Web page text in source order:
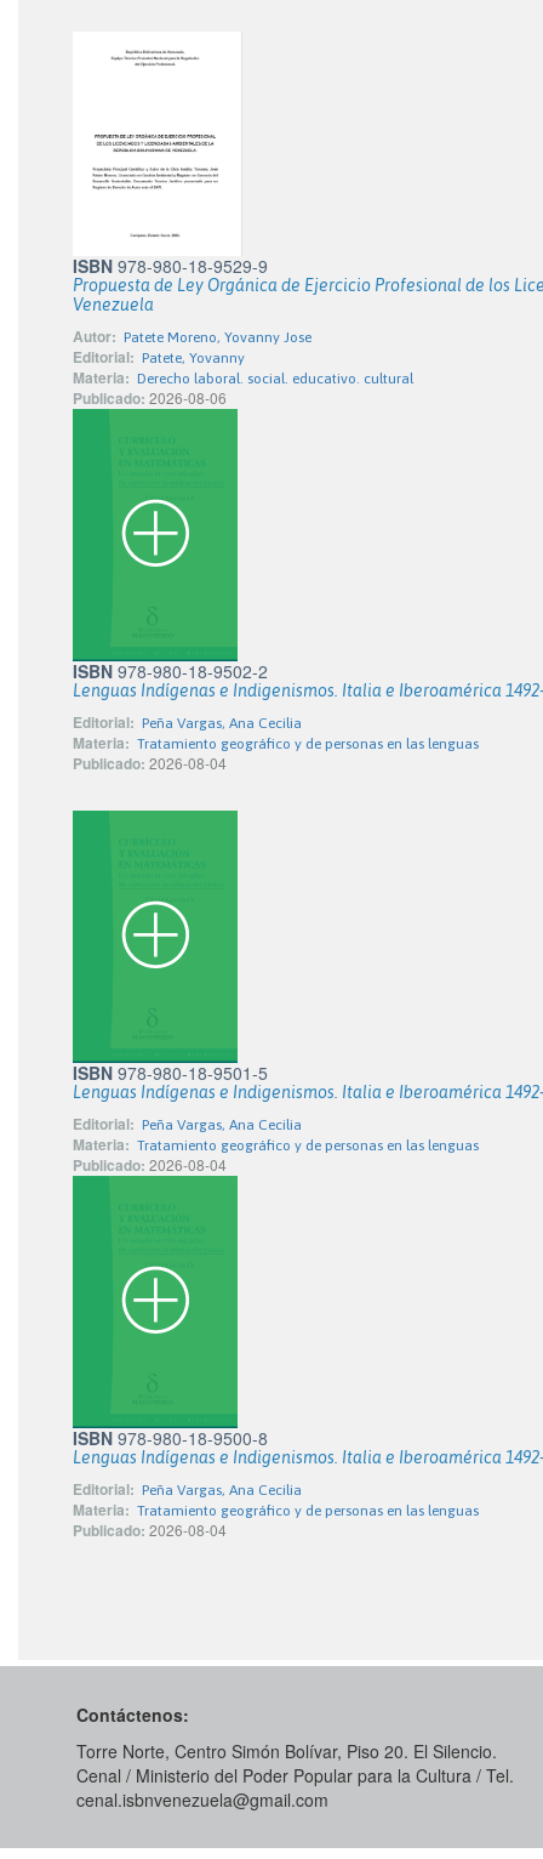
ISBN 978-980-18-9529-9
Propuesta de Ley Orgánica de Ejercicio Profesional de los
Venezuela
Autor: Patete Moreno, Yovanny Jose
Editorial: Patete, Yovanny
Materia: Derecho laboral. social. educativo. cultural
Publicado: 2026-08-06
ISBN 978-980-18-9502-2
Lenguas Indígenas e Indigenismos. Italia e Iberoamérica 1492-
Editorial: Peña Vargas, Ana Cecilia
Materia: Tratamiento geográfico y de personas en las lenguas
Publicado: 2026-08-04
ISBN 978-980-18-9501-5
Lenguas Indígenas e Indigenismos. Italia e Iberoamérica 1492-
Editorial: Peña Vargas, Ana Cecilia
Materia: Tratamiento geográfico y de personas en las lenguas
Publicado: 2026-08-04
ISBN 978-980-18-9500-8
Lenguas Indígenas e Indigenismos. Italia e Iberoamérica 1492-
Editorial: Peña Vargas, Ana Cecilia
Materia: Tratamiento geográfico y de personas en las lenguas
Publicado: 2026-08-04
Contáctenos:
Torre Norte, Centro Simón Bolívar, Piso 20. El Silencio.
Cenal / Ministerio del Poder Popular para la Cultura / Tel.
cenal.isbnvenezuela@gmail.com